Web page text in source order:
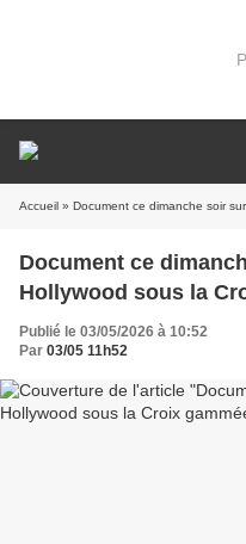
Accueil » Document ce dimanche soir
Document ce
Hollywood sous la
Publié le 03/05/2026 à 10:52
Par 03/05 11h52